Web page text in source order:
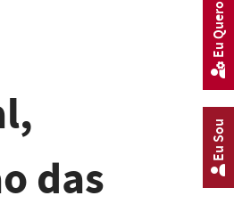
das
Eu Sou
Eu Quero